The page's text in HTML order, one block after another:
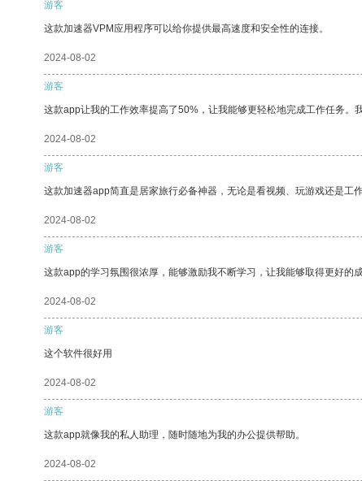
游客
这款加速器VPM应用程序可以给你提供最高速度和安全性的连接。
2024-08-02
游客
这款app让我的工作效率提高了50%，让我能够更轻松地完成工作任务。
2024-08-02
游客
这款加速器app简直是居家旅行必备神器，无论是看视频、玩游戏还是工
2024-08-02
游客
这款app的学习氛围很浓厚，能够激励我不断学习，让我能够取得更好的成
2024-08-02
游客
这个软件很好用
2024-08-02
游客
这款app就像我的私人助理，随时随地为我的办公提供帮助。
2024-08-02